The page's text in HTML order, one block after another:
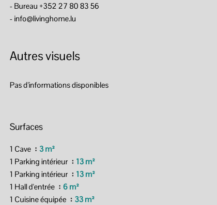
- Bureau +352 27 80 83 56
- info@livinghome.lu
Autres visuels
Pas d'informations disponibles
Surfaces
1 Cave
3 m²
1 Parking intérieur
13 m²
1 Parking intérieur
13 m²
1 Hall d'entrée
6 m²
1 Cuisine équipée
33 m²